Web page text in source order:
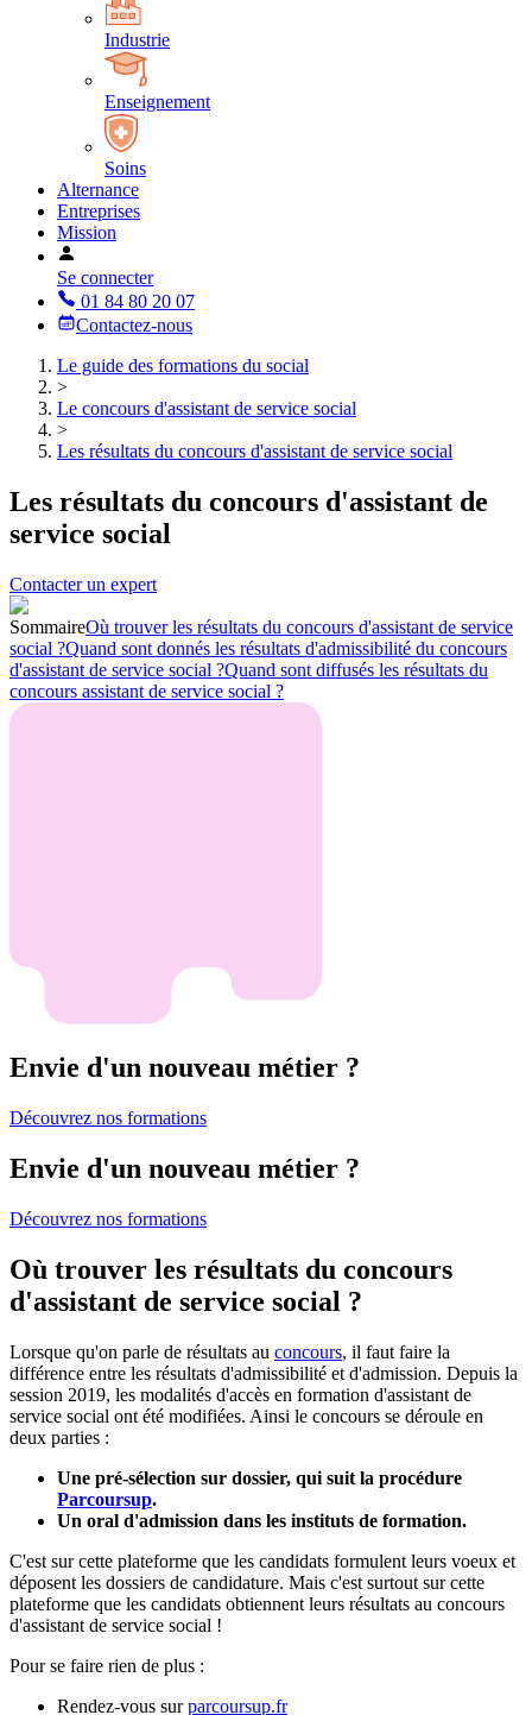
Industrie
Enseignement
Soins
Alternance
Entreprises
Mission
Se connecter
01 84 80 20 07
Contactez-nous
Le guide des formations du social
>
Le concours d'assistant de service social
>
Les résultats du concours d'assistant de service social
Les résultats du concours d'assistant de
service social
Contacter un expert
SommaireOù trouver les résultats du concours d'assistant de service
social ?Quand sont donnés les résultats d'admissibilité du concours
d'assistant de service social ?Quand sont diffusés les résultats du
concours assistant de service social ?
Envie d'un nouveau métier ?
Découvrez nos formations
Envie d'un nouveau métier ?
Découvrez nos formations
Où trouver les résultats du concours
d'assistant de service social ?
Lorsque qu'on parle de résultats au concours, il faut faire la
différence entre les résultats d'admissibilité et d'admission. Depuis la
session 2019, les modalités d'accès en formation d'assistant de
service social ont été modifiées. Ainsi le concours se déroule en
deux parties :
Une pré-sélection sur dossier, qui suit la procédure
Parcoursup.
Un oral d'admission dans les instituts de formation.
C'est sur cette plateforme que les candidats formulent leurs voeux et
déposent les dossiers de candidature. Mais c'est surtout sur cette
plateforme que les candidats obtiennent leurs résultats au concours
d'assistant de service social !
Pour se faire rien de plus :
Rendez-vous surparcoursup.fr